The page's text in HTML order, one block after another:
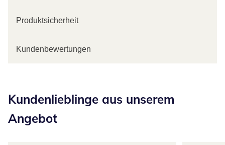
Produktsicherheit
Kundenbewertungen
Kundenlieblinge aus unserem
Angebot